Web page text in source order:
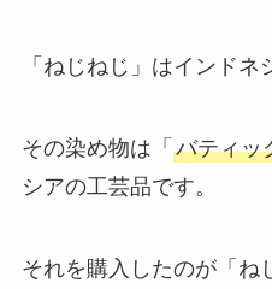
「ねじねじ」はインドネ
その染め物は「 バティッ
シアの工芸品です。
それを購入したのが「ね